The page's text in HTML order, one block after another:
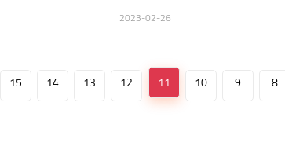
8
9
10
11
12
13
14
15